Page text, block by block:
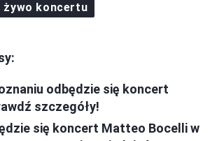
żywo koncertu
odbędzie się koncert
szczegóły!
się koncert Matteo Bocelli w